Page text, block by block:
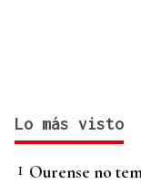
Lo más visto
Ourense no